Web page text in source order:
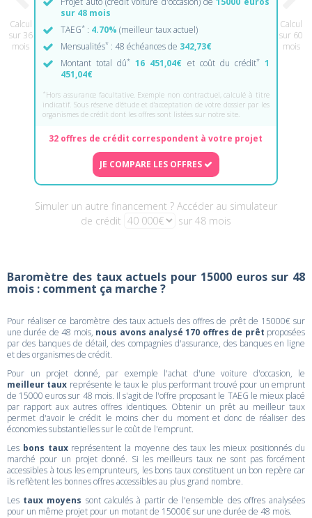
Calcul
sur 36
mois
sur 48 mois
TAEG* : 4.70% (meilleur taux actuel)
Mensualités* : 48 échéances de 342,73€
Montant total dû* 16 451,04€ et coût du crédit* 1
451,04€
* Hors assurance facultative. Exemple non contractuel, calculé à titre
indicatif. Sous réserve d'étude et d'acceptation de votre dossier par les
organismes de crédit dont les offres sont listées sur notre site.
32 offres de crédit correspondent à votre projet
JE COMPARE LES OFFRES
Simuler un autre financement ? Accéder au simulateur
de crédit
sur 48 mois
Calcul
sur 60
mois
Baromètre des taux actuels pour 15000 euros sur 48
mois : comment ça marche ?
Pour réaliser ce baromètre des taux actuels des offres de prêt de 15000€ sur
une durée de 48 mois, nous avons analysé 170 offres de prêt proposées
par des banques de détail, des compagnies d'assurance, des banques en ligne
et des organismes de crédit.
Pour un projet donné, par exemple l'achat d'une voiture d'occasion, le
meilleur taux représente le taux le plus performant trouvé pour un emprunt
de 15000 euros sur 48 mois. Il s'agit de l'offre proposant le TAEG le mieux placé
par rapport aux autres offres identiques. Obtenir un prêt au meilleur taux
permet d'avoir le crédit le moins cher du moment et donc de réaliser des
économies substantielles sur le coût de l'emprunt.
Les bons tauxreprésentent la moyenne des taux les mieux positionnés du
marché pour un projet donné. Si les meilleurs taux ne sont pas forcément
accessibles à tous les emprunteurs, les bons taux constituent un bon repère car
ils reflètent les bonnes offres accessibles au plus grand nombre.
Les taux moyens sont calculés à partir de l'ensemble des offres analysées
pour un même projet pour un motant de 15000€ sur une durée de 48 mois.